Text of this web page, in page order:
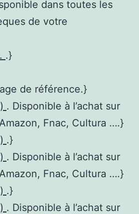
dans toutes les
de votre
.}
de référence.}
. Disponible à l’achat sur
Fnac, Cultura ….}
.}
. Disponible à l’achat sur
Fnac, Cultura ….}
.}
. Disponible à l’achat sur